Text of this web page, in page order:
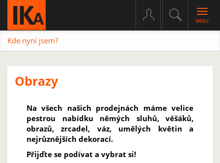
Kde nyní jsem?
Obrazy
Na všech našich prodejnách máme velice
pestrou nabídku němých sluhů, věšáků,
obrazů, zrcadel, váz, umělých květin a
nejrůznějších dekorací.
Přijďte se podívat a vybrat si!